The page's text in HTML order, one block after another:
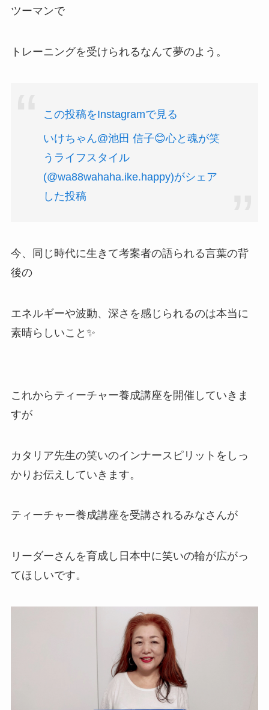
ツーマンで
トレーニングを受けられるなんて夢のよう。
この投稿をInstagramで見る
いけちゃん@池田 信子😊心と魂が笑
うライフスタイル
(@wa88wahaha.ike.happy)がシェア
した投稿
今、同じ時代に生きて考案者の語られる言葉の背
後の
エネルギーや波動、深さを感じられるのは本当に
素晴らしいこと✨
これからティーチャー養成講座を開催していきま
すが
カタリア先生の笑いのインナースピリットをしっ
かりお伝えしていきます。
ティーチャー養成講座を受講されるみなさんが
リーダーさんを育成し日本中に笑いの輪が広がっ
てほしいです。